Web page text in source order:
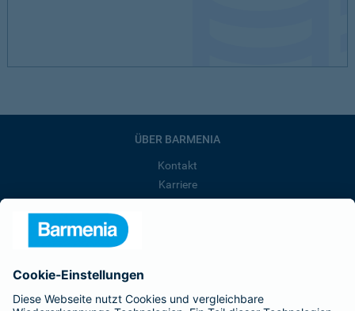
ÜBER BARMENIA
Kontakt
Karriere
Barmenia ist Teil der BarmeniaGothaer